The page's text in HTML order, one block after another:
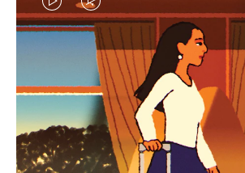
视
频
暂
停，
请
视
频
已
静
音，
请
臻礼指南
寻觅心仪的出行伴
享缤纷旅程